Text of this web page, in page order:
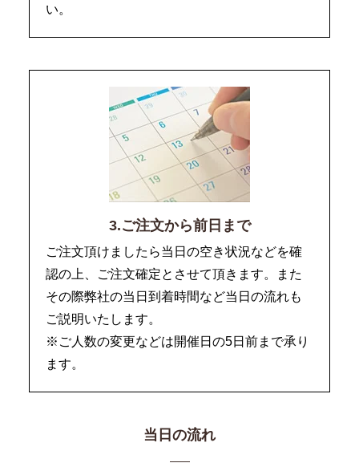
い。
3.ご注文から前日まで
ご注文頂けましたら当日の空き状況などを確
認の上、ご注文確定とさせて頂きます。また
その際弊社の当日到着時間など当日の流れも
ご説明いたします。
※ご人数の変更などは開催日の5日前まで承り
ます。
当日の流れ